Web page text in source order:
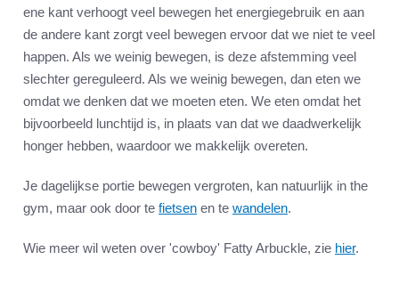
ene kant verhoogt veel bewegen het energiegebruik en aan
de andere kant zorgt veel bewegen ervoor dat we niet te veel
happen. Als we weinig bewegen, is deze afstemming veel
slechter gereguleerd. Als we weinig bewegen, dan eten we
omdat we denken dat we moeten eten. We eten omdat het
bijvoorbeeld lunchtijd is, in plaats van dat we daadwerkelijk
honger hebben, waardoor we makkelijk overeten.
Je dagelijkse portie bewegen vergroten, kan natuurlijk in the
gym, maar ook door te fietsen en te wandelen.
Wie meer wil weten over 'cowboy' Fatty Arbuckle, zie hier.